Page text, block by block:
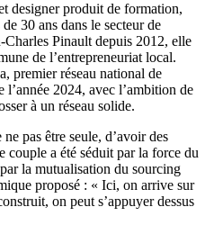
designer produit de formation,
30 ans dans le secteur de
Charles Pinault depuis 2012, elle
de l’entrepreneuriat local.
premier réseau national de
2024, avec l’ambition de
à un réseau solide.
pas être seule, d’avoir des
a été séduit par la force du
la mutualisation du sourcing
proposé : « Ici, on arrive sur
on peut s’appuyer dessus